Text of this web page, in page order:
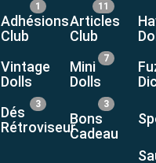
1
Adhésions
Club
11
Articles
Club
Vintage
Dolls
7
Mini
Dolls
3
Dés
Rétroviseur
3
Bons
Cadeau